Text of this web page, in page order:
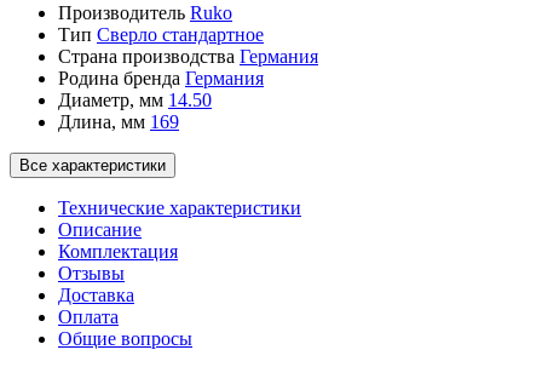
Производитель Ruko
Тип Сверло стандартное
Страна производства Германия
Родина бренда Германия
Диаметр, мм 14.50
Длина, мм 169
Все характеристики
Технические характеристики
Описание
Комплектация
Отзывы
Доставка
Оплата
Общие вопросы